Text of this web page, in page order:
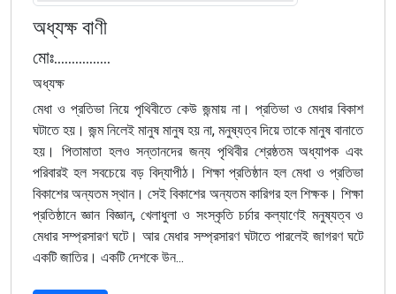
অধ্যক্ষ বাণী
মোঃ................
অধ্যক্ষ
মেধা ও প্রতিভা নিয়ে পৃথিবীতে কেউ জন্মায় না। প্রতিভা ও মেধার বিকাশ
ঘটাতে হয়। জন্ম নিলেই মানুষ মানুষ হয় না, মনুষ্যত্ব দিয়ে তাকে মানুষ বানাতে
হয়। পিতামাতা হলও সন্তানদের জন্য পৃথিবীর শ্রেষ্ঠতম অধ্যাপক এবং
পরিবারই হল সবচেয়ে বড় বিদ্যাপীঠ। শিক্ষা প্রতিষ্ঠান হল মেধা ও প্রতিভা
বিকাশের অন্যতম স্থান। সেই বিকাশের অন্যতম কারিগর হল শিক্ষক। শিক্ষা
প্রতিষ্ঠানে জ্ঞান বিজ্ঞান, খেলাধুলা ও সংস্কৃতি চর্চার কল্যাণেই মনুষ্যত্ব ও
মেধার সম্প্রসারণ ঘটে। আর মেধার সম্প্রসারণ ঘটাতে পারলেই জাগরণ ঘটে
একটি জাতির। একটি দেশকে উন...